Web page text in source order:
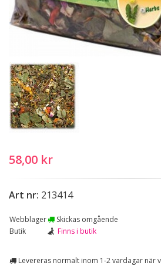
58,00 kr
Art nr: 213414
Webblager
Skickas omgående
Butik
Finns i butik
Levereras normalt inom 1-2 vardagar när